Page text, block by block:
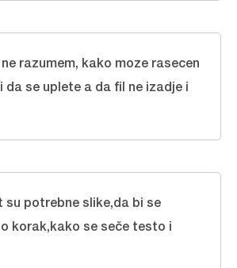
razumem, kako moze rasecen
da se uplete a da fil ne izadje i
su potrebne slike,da bi se
korak,kako se seče testo i